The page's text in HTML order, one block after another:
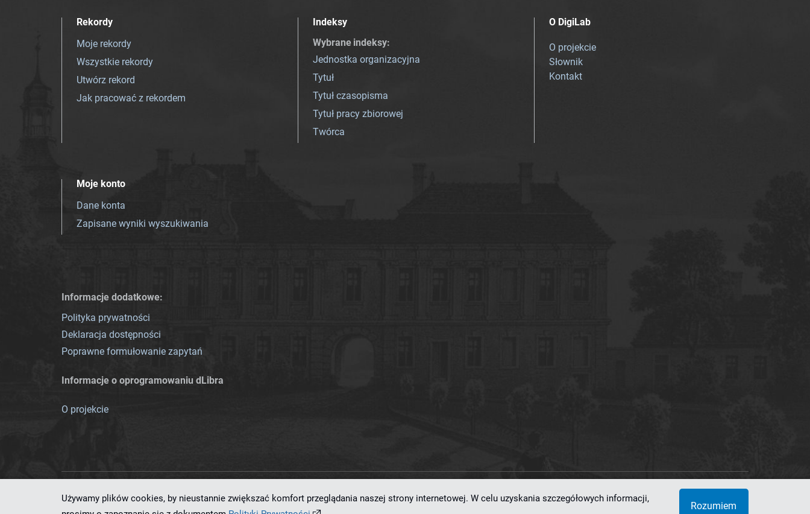
Rekordy
Moje rekordy
Wszystkie rekordy
Utwórz rekord
Jak pracować z rekordem
Indeksy
Wybrane indeksy:
Jednostka organizacyjna
Tytuł
Tytuł czasopisma
Tytuł pracy zbiorowej
Twórca
O DigiLab
O projekcie
Słownik
Kontakt
Moje konto
Dane konta
Zapisane wyniki wyszukiwania
Informacje dodatkowe:
Polityka prywatności
Deklaracja dostępności
Poprawne formułowanie zapytań
Informacje o oprogramowaniu dLibra
O projekcie
Ten serwis działa dzięki oprogramowaniudLibra 7.0.0-SNAPSHOT opracowanemu przezPoznańskie Centrum Superkomputerowo-Sieciowe
Używamy plików cookies, by nieustannie zwiększać komfort przeglądania naszej strony internetowej. W celu uzyskania szczegółowych informacji,
Rozumiem